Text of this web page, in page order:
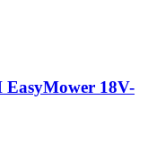
EasyMower 18V-